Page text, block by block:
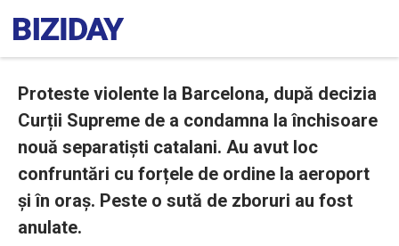
Proteste violente la Barcelona, după decizia
Curții Supreme de a condamna la închisoare
nouă separatiști catalani. Au avut loc
confruntări cu forțele de ordine la aeroport
și în oraș. Peste o sută de zboruri au fost
anulate.